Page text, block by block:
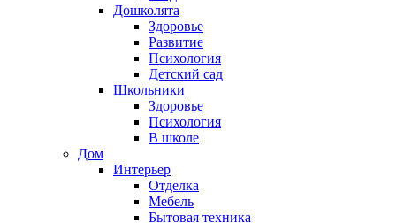
Дошколята
Здоровье
Развитие
Психология
Детский сад
Школьники
Здоровье
Психология
В школе
Дом
Интерьер
Отделка
Мебель
Бытовая техника